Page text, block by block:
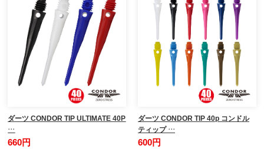
ダーツ CONDOR TIP ULTIMATE 40P
…
660円
ダーツ CONDOR TIP 40p コンドル
ティップ …
600円